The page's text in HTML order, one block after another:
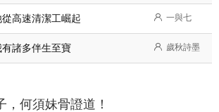
高速清潔工崛起 一與七
諸多伴生至寶 歲秋詩墨
，何須妹骨證道！